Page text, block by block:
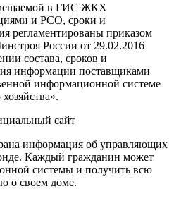
в ГИС ЖКХ
и РСО, сроки и
регламентированы приказом
России от 29.02.2016
состава, сроков и
информации поставщиками
информационной системе
информация об управляющих
Каждый гражданин может
системы и получить всю
о своем доме.